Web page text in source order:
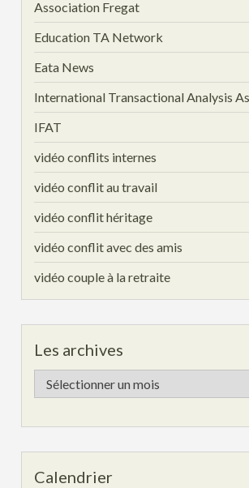
Association Fregat
Education TA Network
Eata News
International Transactional Analysis
IFAT
vidéo conflits internes
vidéo conflit au travail
vidéo conflit héritage
vidéo conflit avec des amis
vidéo couple à la retraite
Les archives
Les
archives
Calendrier